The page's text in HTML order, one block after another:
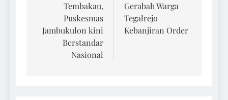
Tembakau,
Puskesmas
Jambukulon kini
Berstandar
Nasional
Gerabah Warga
Tegalrejo
Kebanjiran Order